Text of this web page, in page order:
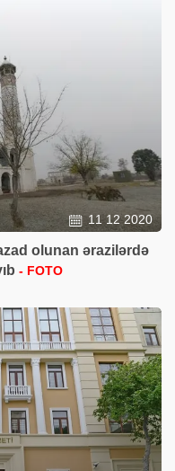
11 12 2020
olunan ərazilərdə
- FOTO